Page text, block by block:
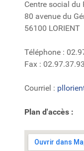
Centre social du
80 avenue du
56100 LORIENT
Téléphone :
Fax :
Courriel :
Plan d'accès :